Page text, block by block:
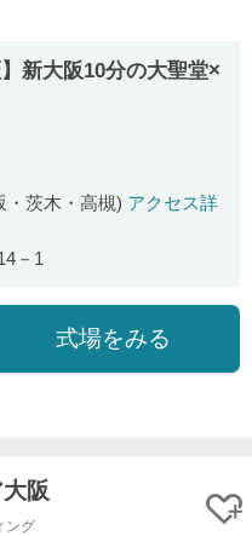
新大阪10分の大聖堂×
価
・茨木・高槻) アクセス詳
－1
式場をみる
阪
ング